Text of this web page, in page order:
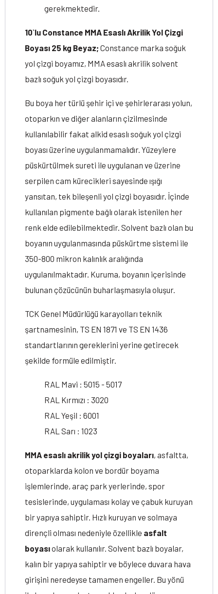
gerekmektedir.
10`lu Constance MMA Esaslı Akrilik Yol Çizgi
Boyası 25 kg Beyaz; Constance marka soğuk
yol çizgi boyamız, MMA esaslı akrilik solvent
bazlı soğuk yol çizgi boyasıdır.
Bu boya her türlü şehir içi ve şehirlerarası yolun,
otoparkın ve diğer alanların çizilmesinde
kullanılabilir fakat alkid esaslı soğuk yol çizgi
boyası üzerine uygulanmamalıdır. Yüzeylere
püskürtülmek sureti ile uygulanan ve üzerine
serpilen cam kürecikleri sayesinde ışığı
yansıtan, tek bileşenli yol çizgi boyasıdır. İçinde
kullanılan pigmente bağlı olarak istenilen her
renk elde edilebilmektedir. Solvent bazlı olan bu
boyanın uygulanmasında püskürtme sistemi ile
350-800 mikron kalınlık aralığında
uygulanılmaktadır. Kuruma, boyanın içerisinde
bulunan çözücünün buharlaşmasıyla oluşur.
TCK Genel Müdürlüğü karayolları teknik
şartnamesinin, TS EN 1871 ve TS EN 1436
standartlarının gereklerini yerine getirecek
şekilde formüle edilmiştir.
RAL Mavi : 5015 - 5017
RAL Kırmızı : 3020
RAL Yeşil : 6001
RAL Sarı : 1023
MMA esaslı akrilik yol çizgi boyaları, asfaltta,
otoparklarda kolon ve bordür boyama
işlemlerinde, araç park yerlerinde, spor
tesislerinde, uygulaması kolay ve çabuk kuruyan
bir yapıya sahiptir. Hızlı kuruyan ve solmaya
dirençli olması nedeniyle özellikle asfalt
boyasıolarak kullanılır. Solvent bazlı boyalar,
kalın bir yapıya sahiptir ve böylece duvara hava
girişini neredeyse tamamen engeller. Bu yönü